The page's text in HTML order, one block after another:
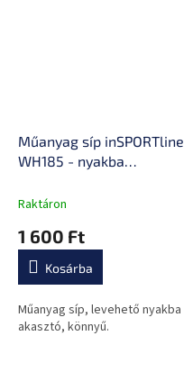
Műanyag síp inSPORTline
WH185 - nyakba
Raktáron
1 600 Ft
Kosárba
Műanyag síp, levehető nyakba
akasztó, könnyű.